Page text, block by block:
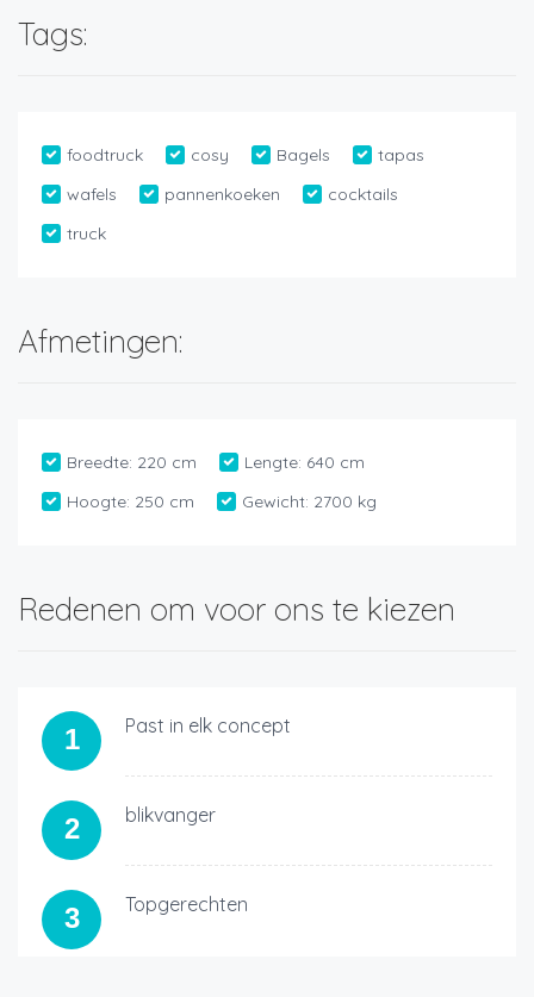
Tags:
foodtruck cosy Bagels
tapas
wafels
pannenkoeken
cocktails
truck
Afmetingen:
Breedte: 220 cm Lengte: 640 cm
Hoogte: 250 cm Gewicht: 2700 kg
Redenen om voor ons te kiezen
1 Past in elk concept
2 blikvanger
3 Topgerechten